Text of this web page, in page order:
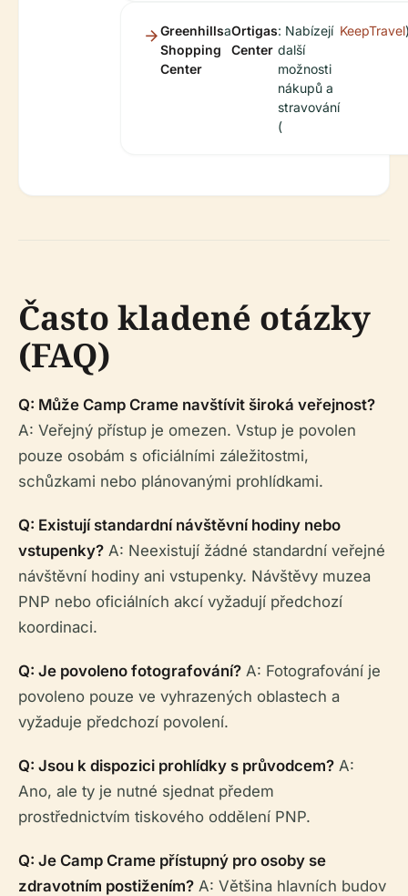
Greenhills
Shopping
Center
aOrtigas
Center
: Nabízejí
další
možnosti
nákupů a
stravování
(
KeepTravel
Často kladené otázky
(FAQ)
Q: Může Camp Crame navštívit široká veřejnost?
A: Veřejný přístup je omezen. Vstup je povolen
pouze osobám s oficiálními záležitostmi,
schůzkami nebo plánovanými prohlídkami.
Q: Existují standardní návštěvní hodiny nebo
vstupenky? A: Neexistují žádné standardní veřejné
návštěvní hodiny ani vstupenky. Návštěvy muzea
PNP nebo oficiálních akcí vyžadují předchozí
koordinaci.
Q: Je povoleno fotografování? A: Fotografování je
povoleno pouze ve vyhrazených oblastech a
vyžaduje předchozí povolení.
Q: Jsou k dispozici prohlídky s průvodcem? A:
Ano, ale ty je nutné sjednat předem
prostřednictvím tiskového oddělení PNP.
Q: Je Camp Crame přístupný pro osoby se
zdravotním postižením? A: Většina hlavních budov